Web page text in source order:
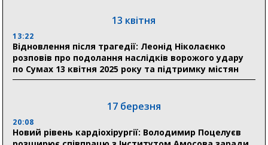
Сумська клінічна лікарня Святого Пантелеймона
18:33
Олексій Романько долучився до обговорення Плану
стійкості Сумщини з Прем’єр-міністром
Місто посилює міжнародну співпрацю: Суми
отримали 12 потужних станцій для Пунктів обігріву
13 квітня
13:22
Відновлення після трагедії: Леонід Ніколаєнко
розповів про подолання наслідків ворожого удару
по Сумах 13 квітня 2025 року та підтримку містян
17 березня
20:08
Новий рівень кардіохірургії: Володимир Поцелуєв